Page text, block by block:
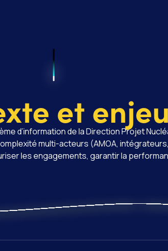
et
d’information de la Direction Projet
multi-acteurs (AMOA,
les engagements, garantir la